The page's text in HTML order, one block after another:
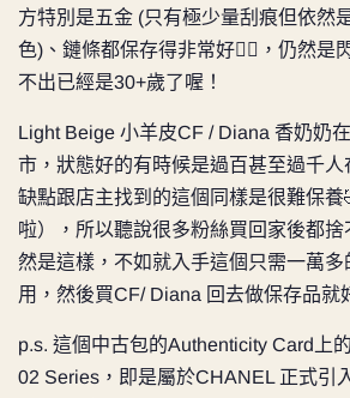
方特別是五金 (只有極少量刮痕但依然
色)、鏈條都保存得非常好👍🏻，仍然是
不出已經是30+歲了喔！
Light Beige 小羊皮CF / Diana 香奶奶
市，狀態好的有時候是過百甚至過千
缺點跟店主找到的這個同樣是很難保養
啦），所以聽說很多粉絲買回家後都
然是這樣，不如就入手這個只需一萬
用，然後買CF/ Diana 回去做保存品就
p.s. 這個中古包的Authenticity Card上
02 Series，即是屬於CHANEL 正式引